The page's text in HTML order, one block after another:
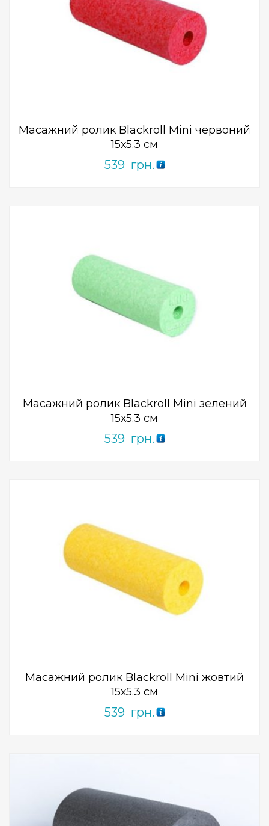
Масажний ролик Blackroll Mini червоний
15х5.3 см
539 грн.
ПРИДБАТИ
Add to Wishlist
Масажний ролик Blackroll Mini зелений
15х5.3 см
539 грн.
ПРИДБАТИ
Add to Wishlist
Масажний ролик Blackroll Mini жовтий
15х5.3 см
539 грн.
ПРИДБАТИ
Add to Wishlist